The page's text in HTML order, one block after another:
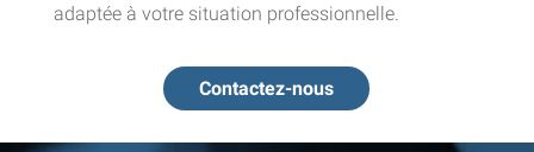
adaptée à votre situation professionnelle.
Contactez-nous